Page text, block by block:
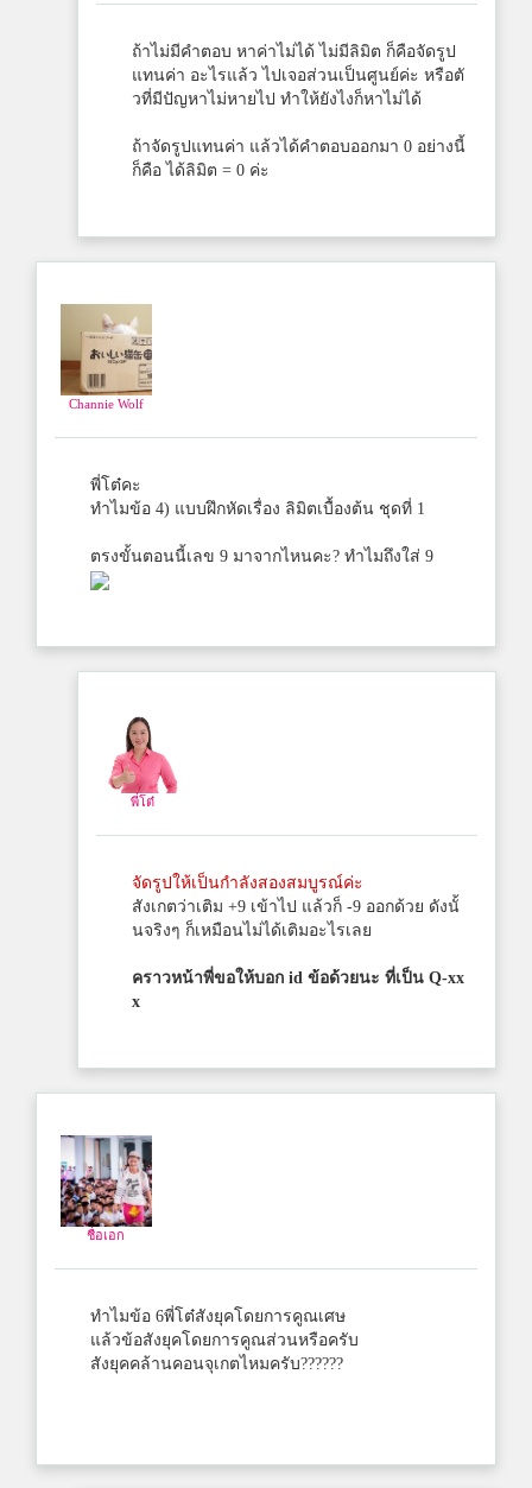
ถ้าไม่มีคำตอบ หาค่าไม่ได้ ไม่มีลิมิต ก็คือจัดรูป
แทนค่า อะไรแล้ว ไปเจอส่วนเป็นศูนย์ค่ะ หรือตั
วที่มีปัญหาไม่หายไป ทำให้ยังไงก็หาไม่ได้
ถ้าจัดรูปแทนค่า แล้วได้คำตอบออกมา 0 อย่างนี้
ก็คือ ได้ลิมิต = 0 ค่ะ
Channie Wolf
พี่โต๋คะ
ทำไมข้อ 4) แบบฝึกหัดเรื่อง ลิมิตเบื้องต้น ชุดที่ 1
ตรงขั้นตอนนี้เลข 9 มาจากไหนคะ? ทำไมถึงใส่ 9
พี่โต๋
จัดรูปให้เป็นกำลังสองสมบูรณ์ค่ะ
สังเกตว่าเติม +9 เข้าไป แล้วก็ -9 ออกด้วย ดังนั้
นจริงๆ ก็เหมือนไม่ได้เติมอะไรเลย
คราวหน้าพี่ขอให้บอก id ข้อด้วยนะ ที่เป็น Q-xx
x
ชื่อเอก
ทำไมข้อ 6พี่โต๋สังยุคโดยการคูณเศษ
แล้วข้อสังยุคโดยการคูณส่วนหรือครับ
สังยุคคล้านคอนจุเกตไหมครับ??????